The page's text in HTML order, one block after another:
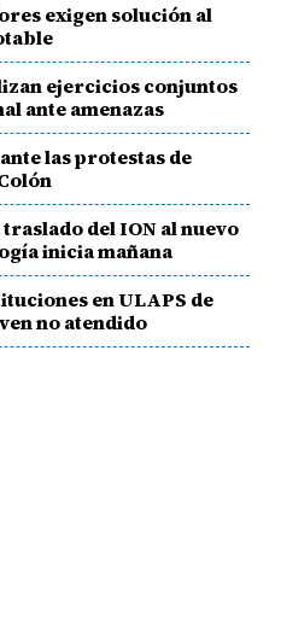
exigen solución al
ejercicios conjuntos
ante amenazas
las protestas de
del ION al nuevo
inicia mañana
en ULAPS de
no atendido